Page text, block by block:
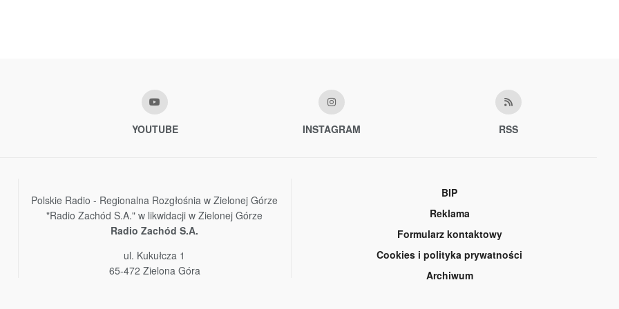
YOUTUBE INSTAGRAM RSS
Polskie Radio - Regionalna Rozgłośnia w Zielonej Górze
"Radio Zachód S.A." w likwidacji w Zielonej Górze
Radio Zachód S.A.
ul. Kukułcza 1
65-472 Zielona Góra
BIP
Reklama
Formularz kontaktowy
Cookies i polityka prywatności
Archiwum